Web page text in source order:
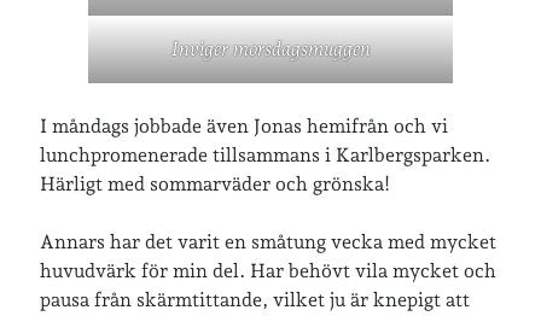
Inviger morsdagsmuggen
I måndags jobbade även Jonas hemifrån och vi
lunchpromenerade tillsammans i Karlbergsparken.
Härligt med sommarväder och grönska!
Annars har det varit en småtung vecka med mycket
huvudvärk för min del. Har behövt vila mycket och
pausa från skärmtittande, vilket ju är knepigt att